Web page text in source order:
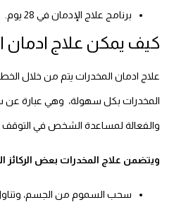
برنامج علاج الإدمان في 28 يوم.
كيف يمكن علاج ادمان
علاج ادمان المخدرات يتم من خلال
المخدرات بكل سهولة، وهي عبارة
والفعالة لمساعدة الشخص في التوقف
ويتضمن علاج المخدرات بعض الركائز
سحب السموم من الجسم،